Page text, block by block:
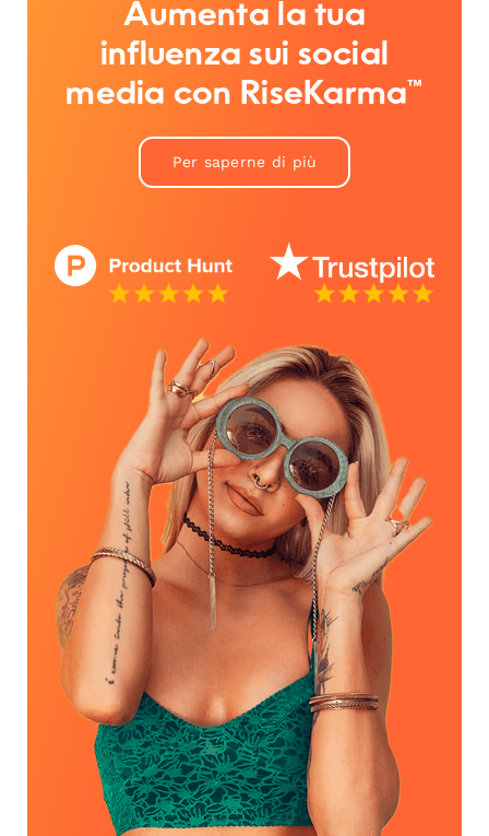
Aumenta la tua
influenza sui social
media con RiseKarma™
Per saperne di più